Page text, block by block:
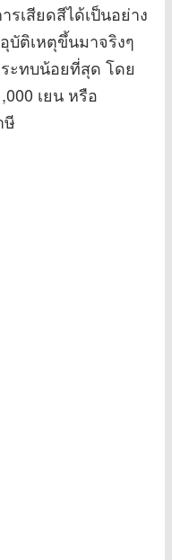
เสียดสีได้เป็นอย่าง
บัติเหตุขึ้นมาจริงๆ
ะทบน้อยที่สุด โดย
เยน หรือ
ษี